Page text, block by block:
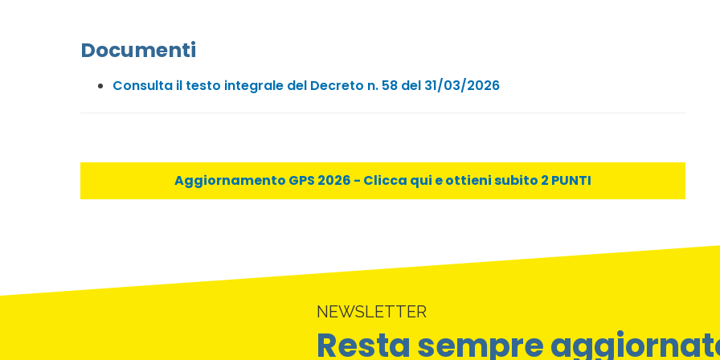
Documenti
Consulta il testo integrale del Decreto n. 58 del 31/03/2026
Aggiornamento GPS 2026 - Clicca qui e ottieni subito 2 PUNTI
NEWSLETTER
Resta sempre